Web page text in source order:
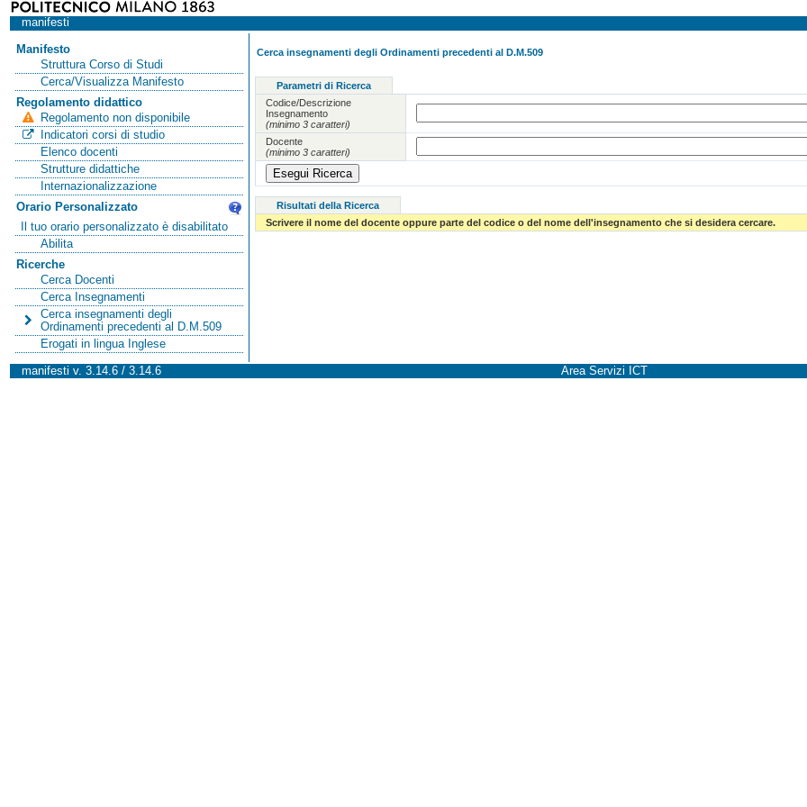
manifesti
Manifesto
Struttura Corso di Studi
Cerca/Visualizza Manifesto
Regolamento didattico
Regolamento non disponibile
Indicatori corsi di studio
Elenco docenti
Strutture didattiche
Internazionalizzazione
Orario Personalizzato
Il tuo orario personalizzato è disabilitato
Abilita
Ricerche
Cerca Docenti
Cerca Insegnamenti
Cerca insegnamenti degli
Ordinamenti precedenti al D.M.509
Erogati in lingua Inglese
Cerca insegnamenti degli Ordinamenti precedenti al D.M.509
Parametri di Ricerca
Codice/Descrizione
Insegnamento
(minimo 3 caratteri)
Docente
(minimo 3 caratteri)
Risultati della Ricerca
Scrivere il nome del docente oppure parte del codice o del nome dell'insegnamento che si desidera cercare.
manifesti v. 3.14.6 / 3.14.6 Area Servizi ICT